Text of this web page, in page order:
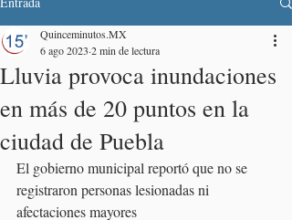
Lluvia provoca inundaciones
en más de 20 puntos en la
ciudad de Puebla
Quinceminutos.MX
6 ago 2023 2 min de lectura
El gobierno municipal reportó que no se
registraron personas lesionadas ni
afectaciones mayores